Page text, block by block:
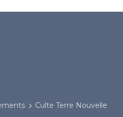
Culte Terre Nouvelle